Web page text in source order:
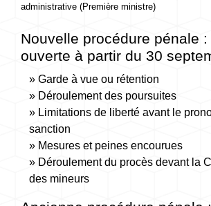
administrative (Première ministre)
Nouvelle procédure pénale
ouverte à partir du 30
Garde à vue ou rétention
Déroulement des poursuites
Limitations de liberté avant le
sanction
Mesures et peines encourues
Déroulement du procès devant la
des mineurs